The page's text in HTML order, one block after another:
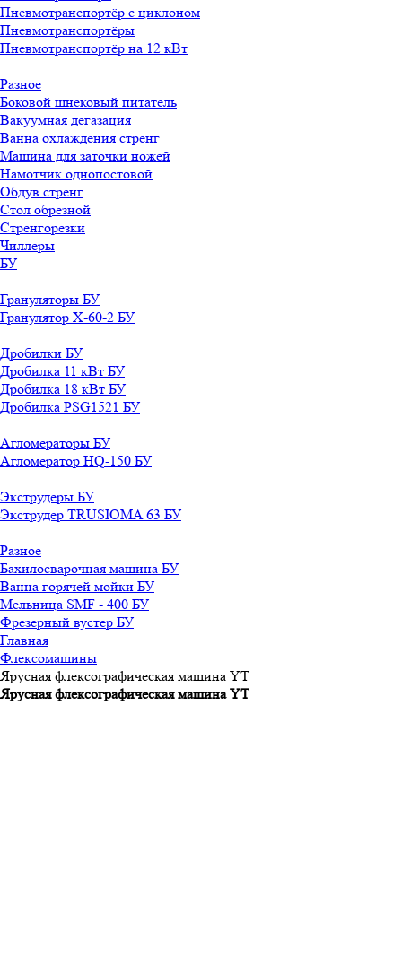
Пневмотранспортёр с циклоном
Пневмотранспортёры
Пневмотранспортёр на 12 кВт
Разное
Боковой шнековый питатель
Вакуумная дегазация
Ванна охлаждения стренг
Машина для заточки ножей
Намотчик однопостовой
Обдув стренг
Стол обрезной
Стренгорезки
Чиллеры
БУ
Грануляторы БУ
Гранулятор X-60-2 БУ
Дробилки БУ
Дробилка 11 кВт БУ
Дробилка 18 кВт БУ
Дробилка PSG1521 БУ
Агломераторы БУ
Агломератор HQ-150 БУ
Экструдеры БУ
Экструдер TRUSIOMA 63 БУ
Разное
Бахилосварочная машина БУ
Ванна горячей мойки БУ
Мельница SMF - 400 БУ
Фрезерный вустер БУ
Главная
Флексомашины
Ярусная флексографическая машина YT
Ярусная флексографическая машина YT